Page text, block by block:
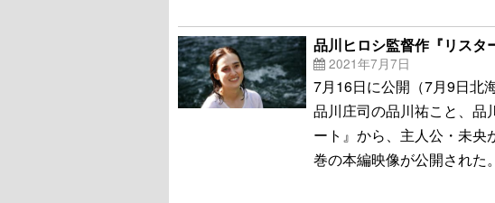
品川ヒロシ監督作『リスタ
2021年7月7日
7月16日に公開（7月9日北
品川庄司の品川祐こと、品
ート』から、主人公・未央
巻の本編映像が公開された。